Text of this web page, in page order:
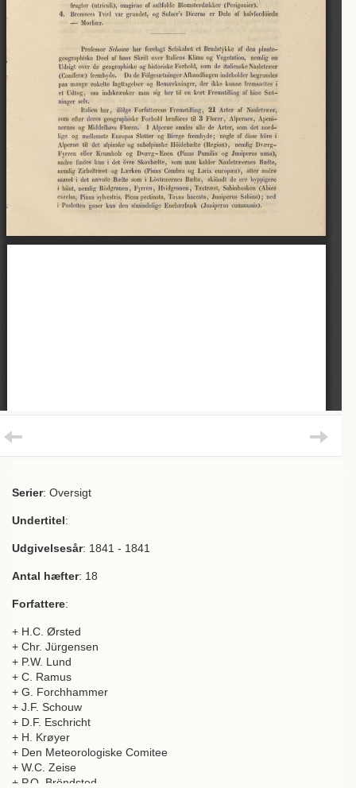
Serier: Oversigt
Undertitel:
Udgivelsesår: 1841 - 1841
Antal hæfter: 18
Forfattere:
+ H.C. Ørsted
+ Chr. Jürgensen
+ P.W. Lund
+ C. Ramus
+ G. Forchhammer
+ J.F. Schouw
+ D.F. Eschricht
+ H. Krøyer
+ Den Meteorologiske Comitee
+ W.C. Zeise
+ P.O. Bröndsted